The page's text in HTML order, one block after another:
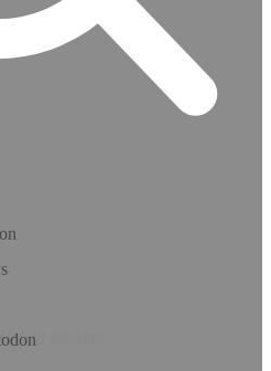
Hol dir die App!